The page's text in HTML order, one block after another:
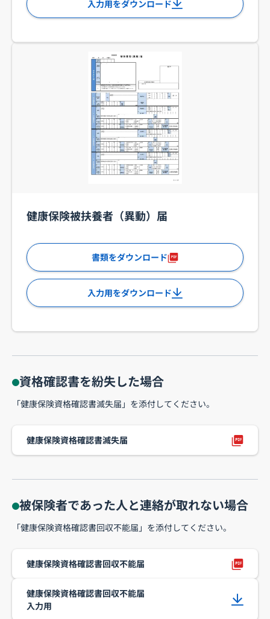
入力用をダウンロード
健康保険被扶養者（異動）届
書類をダウンロード
入力用をダウンロード
資格確認書を紛失した場合
「健康保険資格確認書滅失届」を添付してください。
健康保険資格確認書滅失届
被保険者であった人と連絡が取れない場合
「健康保険資格確認書回収不能届」を添付してください。
健康保険資格確認書回収不能届
健康保険資格確認書回収不能届
入力用